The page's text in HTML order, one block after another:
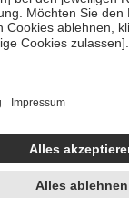
dass es sich
hc/de/articles/
wurden unter